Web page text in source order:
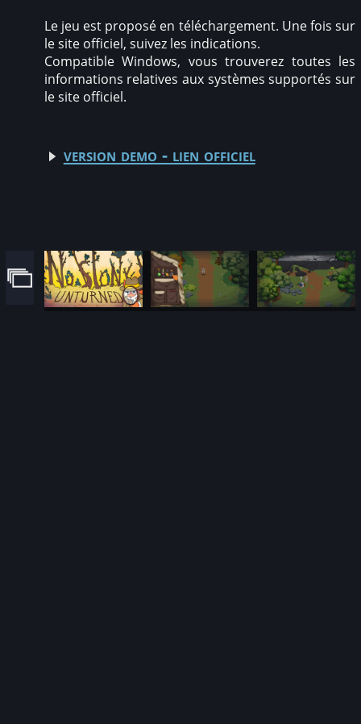
Le jeu est proposé en téléchargement. Une fois sur
le site officiel, suivez les indications.
Compatible Windows, vous trouverez toutes les
informations relatives aux systèmes supportés sur
le site officiel.
version demo - lien officiel